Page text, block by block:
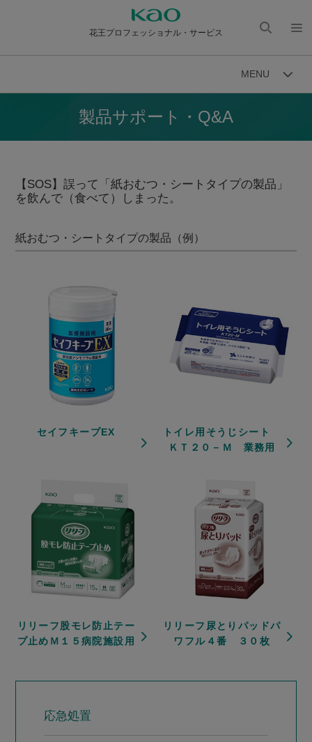
花王プロフェッショナル・サービス
く
MENU
製品サポート・Q&A
【SOS】誤って「紙おむつ・シートタイプの製品」
を飲んで（食べて）しまった。
紙おむつ・シートタイプの製品（例）
セイフキープEX
トイレ用そうじシート
ＫＴ２０－Ｍ 業務用
リリーフ股モレ防止テー
プ止めＭ１５病院施設用
リリーフ尿とりパッドパ
ワフル４番 ３０枚
応急処置